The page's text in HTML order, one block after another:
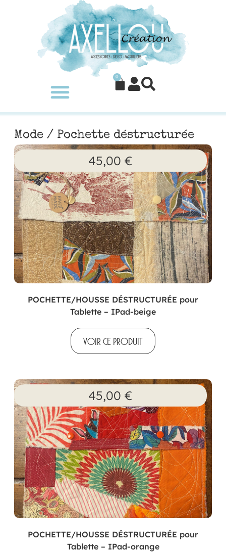
0
Mode / Pochette déstructurée
45,00 €
POCHETTE/HOUSSE DÉSTRUCTURÉE pour
Tablette – IPad-beige
VOIR CE PRODUIT
45,00 €
POCHETTE/HOUSSE DÉSTRUCTURÉE pour
Tablette – IPad-orange